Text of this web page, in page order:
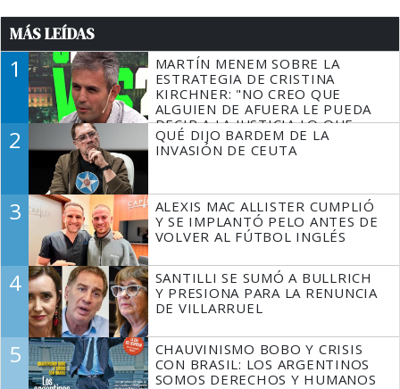
MÁS LEÍDAS
1
MARTÍN MENEM SOBRE LA
ESTRATEGIA DE CRISTINA
KIRCHNER: "NO CREO QUE
ALGUIEN DE AFUERA LE PUEDA
DECIR A LA JUSTICIA LO QUE
TIENE QUE HACER"
2
QUÉ DIJO BARDEM DE LA
INVASIÓN DE CEUTA
3
ALEXIS MAC ALLISTER CUMPLIÓ
Y SE IMPLANTÓ PELO ANTES DE
VOLVER AL FÚTBOL INGLÉS
4
SANTILLI SE SUMÓ A BULLRICH
Y PRESIONA PARA LA RENUNCIA
DE VILLARRUEL
5
CHAUVINISMO BOBO Y CRISIS
CON BRASIL: LOS ARGENTINOS
SOMOS DERECHOS Y HUMANOS